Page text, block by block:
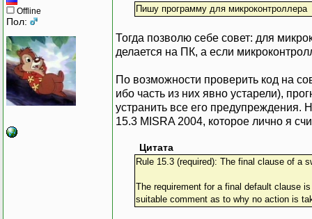
Offline
Пол:
Пишу программу для микроконтроллера
Тогда позволю себе совет: для
делается на ПК, а если
По возможности проверить код на
ибо часть из них явно устарели),
устранить все его
15.3 MISRA 2004, которое лично я
Цитата
Rule 15.3 (required): The final clause of a
The requirement for a final default clause
suitable comment as to why no action is